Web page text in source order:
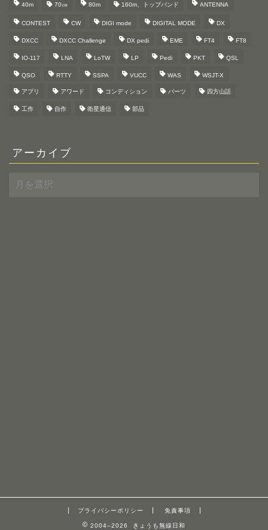
40m 70㎝ 80m 160m、トップバンド ANTENNA
CONTEST CW DIGI mode DIGITAL MODE DX
DXCC DXCC Challenge DX pedi EME FT4 FT8
IO-117 LNA LoTW LP Pedi PKT QSL
QSO RTTY SSPA VUCC WAS WSJT-X
アプリ アワード コンディション パーツ 四方山話
工作 自作 衛星通信 部品
アーカイブ
ー
プライバシーポリシー 免責事項
2004–2026 きょうも無線日和